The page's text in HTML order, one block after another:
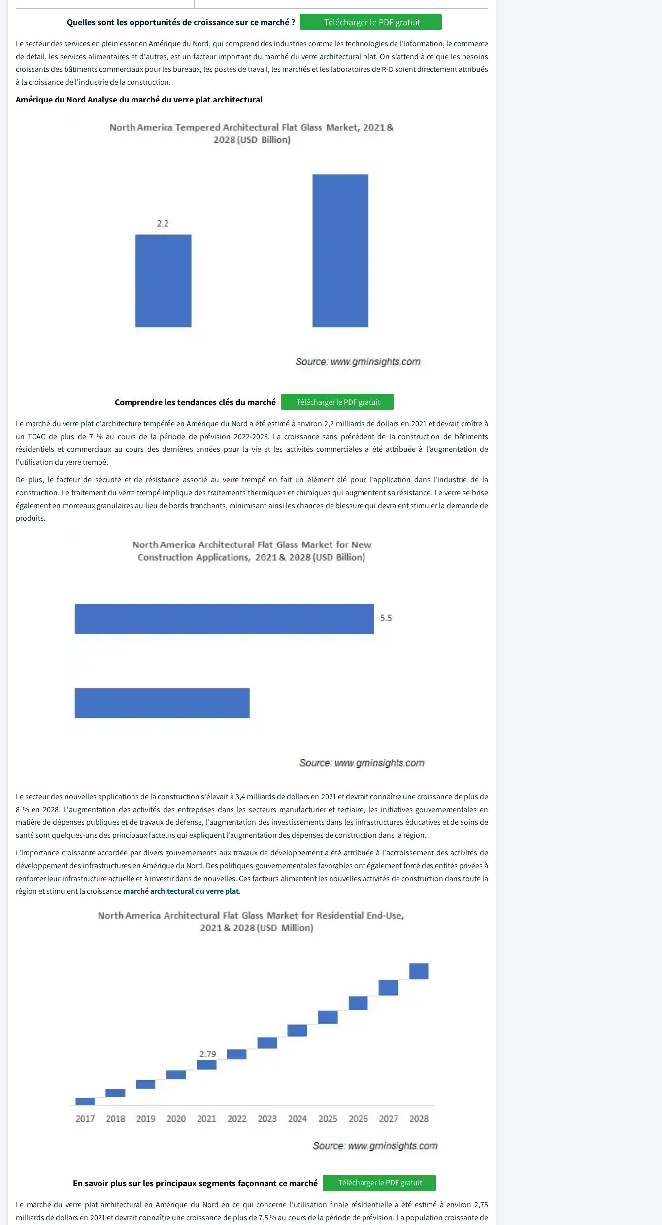
Quelles sont les opportunités de croissance sur ce marché ? Télécharger le PDF gratuit
Le secteur des services en plein essor en Amérique du Nord, qui comprend des industries comme les technologies de l'information, le commerce
de détail, les services alimentaires et d'autres, est un facteur important du marché du verre architectural plat. On s'attend à ce que les besoins
croissants des bâtiments commerciaux pour les bureaux, les postes de travail, les marchés et les laboratoires de R-D soient directement attribués
à la croissance de l'industrie de la construction.
Amérique du Nord Analyse du marché du verre plat architectural
Comprendre les tendances clés du marché Télécharger le PDF gratuit
Le marché du verre plat d'architecture tempérée en Amérique du Nord a été estimé à environ 2,2 milliards de dollars en 2021 et devrait croître à
un TCAC de plus de 7 % au cours de la période de prévision 2022-2028. La croissance sans précédent de la construction de bâtiments
résidentiels et commerciaux au cours des dernières années pour la vie et les activités commerciales a été attribuée à l'augmentation de
l'utilisation du verre trempé.
De plus, le facteur de sécurité et de résistance associé au verre trempé en fait un élément clé pour l'application dans l'industrie de la
construction. Le traitement du verre trempé implique des traitements thermiques et chimiques qui augmentent sa résistance. Le verre se brise
également en morceaux granulaires au lieu de bords tranchants, minimisant ainsi les chances de blessure qui devraient stimuler la demande de
produits.
Le secteur des nouvelles applications de la construction s'élevait à 3,4 milliards de dollars en 2021 et devrait connaître une croissance de plus de
8 % en 2028. L'augmentation des activités des entreprises dans les secteurs manufacturier et tertiaire, les initiatives gouvernementales en
matière de dépenses publiques et de travaux de défense, l'augmentation des investissements dans les infrastructures éducatives et de soins de
santé sont quelques-uns des principaux facteurs qui expliquent l'augmentation des dépenses de construction dans la région.
L'importance croissante accordée par divers gouvernements aux travaux de développement a été attribuée à l'accroissement des activités de
développement des infrastructures en Amérique du Nord. Des politiques gouvernementales favorables ont également forcé des entités privées à
renforcer leur infrastructure actuelle et à investir dans de nouvelles. Ces facteurs alimentent les nouvelles activités de construction dans toute la
région et stimulent la croissancemarché architectural du verre plat.
En savoir plus sur les principaux segments façonnant ce marché Télécharger le PDF gratuit
Le marché du verre plat architectural en Amérique du Nord en ce qui concerne l'utilisation finale résidentielle a été estimé à environ 2,75
milliards de dollars en 2021 et devrait connaître une croissance de plus de 7,5 % au cours de la période de prévision. La population croissante de